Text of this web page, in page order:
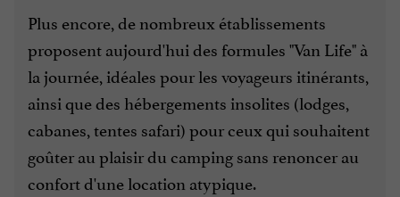
Plus encore, de nombreux établissements
proposent aujourd'hui des formules "Van Life" à
la journée, idéales pour les voyageurs itinérants,
ainsi que des hébergements insolites (lodges,
cabanes, tentes safari) pour ceux qui souhaitent
goûter au plaisir du camping sans renoncer au
confort d'une location atypique.